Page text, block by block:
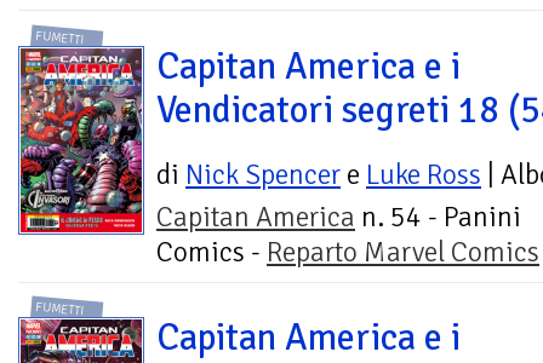
FUMETTI
Capitan America e i
Vendicatori segreti 18
di Nick Spencer e Luke Ross |
Capitan America n. 54 - Panini
Comics - Reparto Marvel Comics
FUMETTI
Capitan America e i